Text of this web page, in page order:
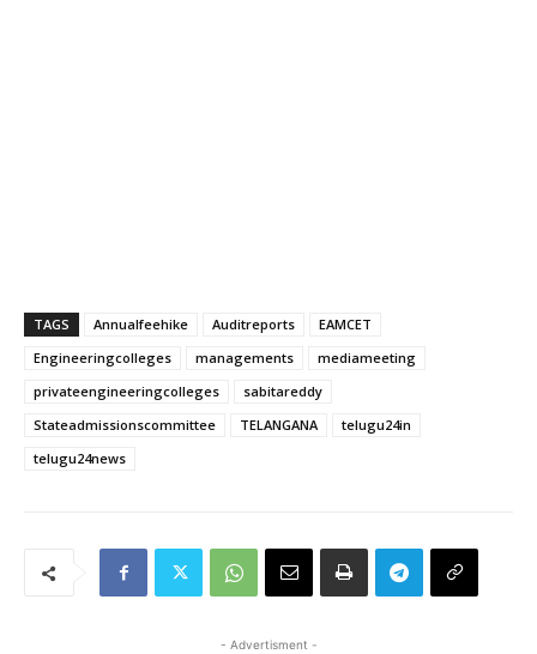
TAGS Annualfeehike Auditreports
EAMCET
Engineeringcolleges
managements
mediameeting
privateengineeringcolleges
sabitareddy
Stateadmissionscommittee
TELANGANA
telugu24in
telugu24news
- Advertisment -